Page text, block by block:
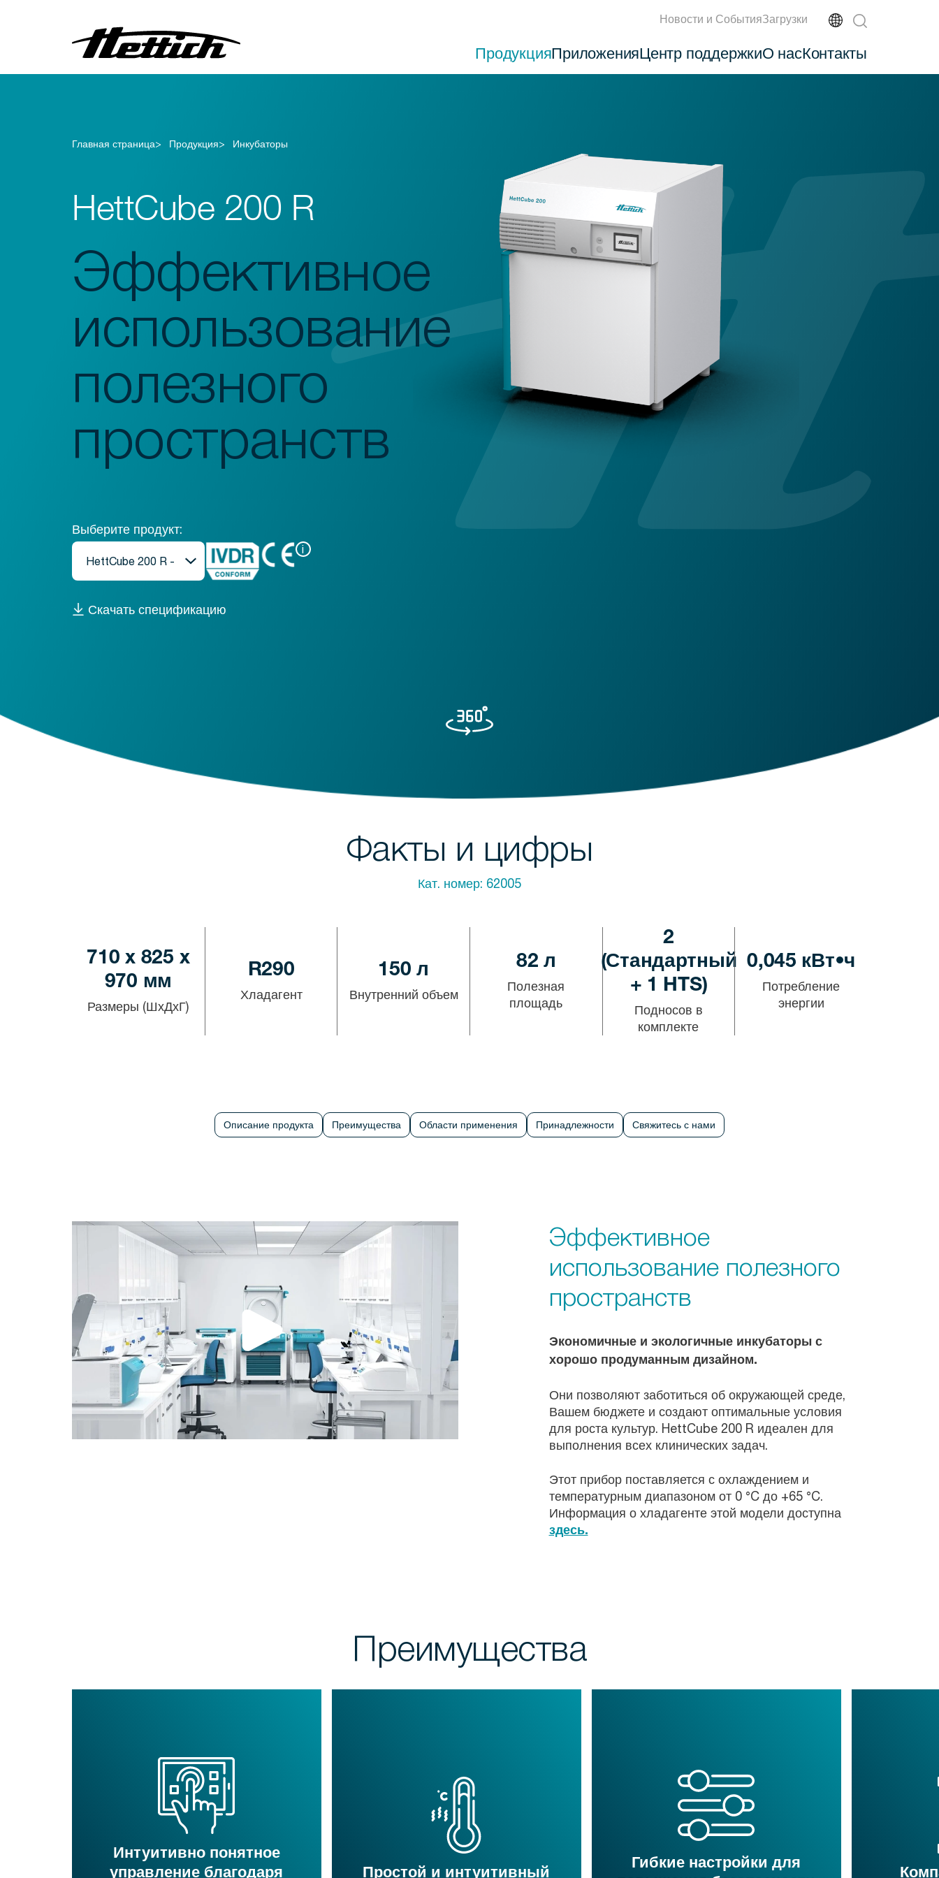
Новости и СобытияЗагрузки
Продукция
Холодильники
ПриложенияЦентр поддержкиО насКонтакты
Главная страница Продукция Инкубаторы
HettCube 200 R
Эффективное
использование
полезного
пространств
Выберите продукт:
i
Скачать спецификацию
Факты и цифры
Кат. номер: 62005
710 x 825 x
970 мм
Размеры (ШхДхГ)
R290
Хладагент
150 л
Внутренний объем
82 л
Полезная
площадь
2
(Стандартный
+ 1 HTS)
Подносов в
комплекте
0,045 кВт•ч
Потребление
энергии
Описание продукта Преимущества Области применения Принадлежности Свяжитесь с нами
Эффективное
использование полезного
пространств
Экономичные и экологичные инкубаторы с
хорошо продуманным дизайном.
Они позволяют заботиться об окружающей среде,
Вашем бюджете и создают оптимальные условия
для роста культур. HettCube 200 R идеален для
выполнения всех клинических задач.
Этот прибор поставляется с охлаждением и
температурным диапазоном от 0 °C до +65 °C.
Информация о хладагенте этой модели доступна
здесь.
Преимущества
Интуитивно понятное
управление благодаря
Простой и интуитивный
Гибкие настройки для